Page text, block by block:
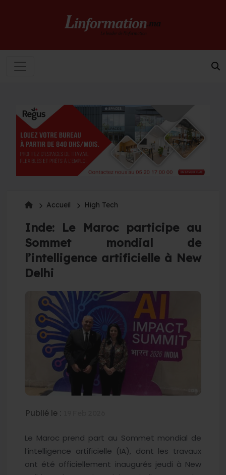
Accueil High Tech
Inde: Le Maroc participe au
Sommet mondial de
l’intelligence artificielle à New
Delhi
Publié le :
Le Maroc prend part au Sommet mondial de
l’intelligence artificielle (IA), dont les travaux
ont été officiellement inaugurés jeudi à New